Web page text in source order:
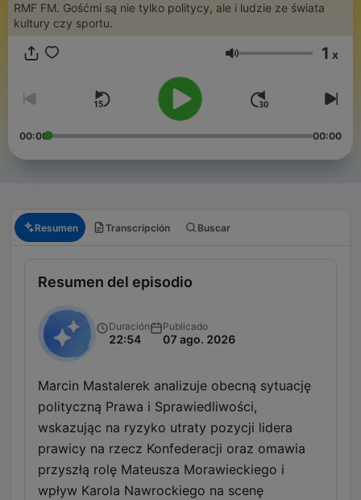
RMF FM. Gośćmi są nie tylko politycy, ale i ludzie ze świata
kultury czy sportu.
Volumen 1 x
00:00 00:00
Resumen Transcripción Buscar
Resumen del episodio
Duración
22:54
Publicado
07 ago. 2026
Marcin Mastalerek analizuje obecną sytuację
polityczną Prawa i Sprawiedliwości,
wskazując na ryzyko utraty pozycji lidera
prawicy na rzecz Konfederacji oraz omawia
przyszłą rolę Mateusza Morawieckiego i
wpływ Karola Nawrockiego na scenę